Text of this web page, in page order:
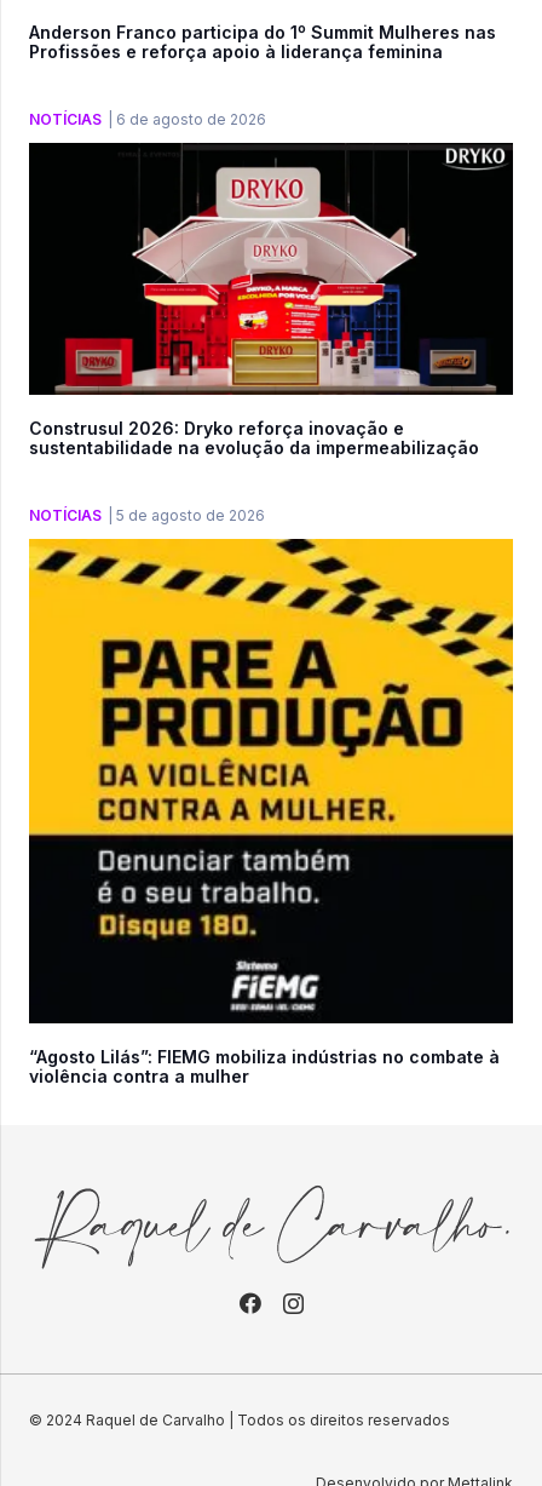
Anderson Franco participa do 1º Summit Mulheres nas
Profissões e reforça apoio à liderança feminina
NOTÍCIAS 6 de agosto de 2026
Construsul 2026: Dryko reforça inovação e
sustentabilidade na evolução da impermeabilização
NOTÍCIAS 5 de agosto de 2026
“Agosto Lilás”: FIEMG mobiliza indústrias no combate à
violência contra a mulher
© 2024 Raquel de Carvalho | Todos os direitos reservados